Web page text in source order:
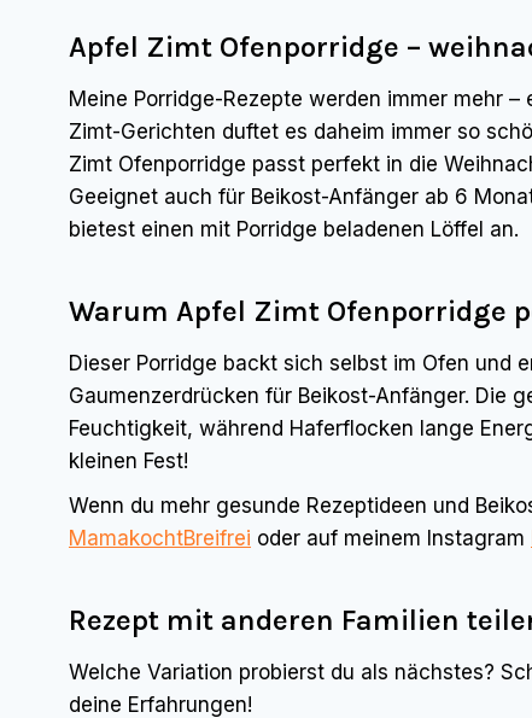
Apfel Zimt Ofenporridge –
Meine Porridge-Rezepte werden immer mehr
Zimt-Gerichten duftet es daheim immer so
Zimt Ofenporridge passt perfekt in die
Geeignet auch für Beikost-Anfänger ab 6
bietest einen mit Porridge beladenen Löffel an.
Warum Apfel Zimt Ofenporridge
Dieser Porridge backt sich selbst im Ofen und
Gaumenzerdrücken für Beikost-Anfänger. Die
Feuchtigkeit, während Haferflocken lange
kleinen Fest!
Wenn du mehr gesunde Rezeptideen und
MamakochtBreifrei oder auf meinem Instagram
Rezept mit anderen Familien
Welche Variation probierst du als nächstes?
deine Erfahrungen!